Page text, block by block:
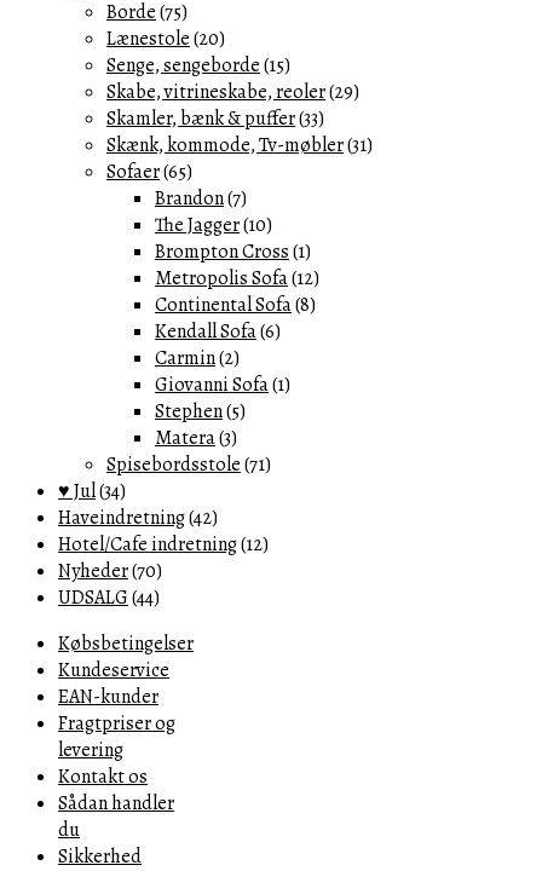
Borde(75)
Lænestole(20)
Senge, sengeborde(15)
Skabe, vitrineskabe, reoler(29)
Skamler, bænk & puffer(33)
Skænk, kommode, Tv-møbler(31)
Sofaer(65)
Brandon(7)
The Jagger(10)
Brompton Cross(1)
Metropolis Sofa(12)
Continental Sofa(8)
Kendall Sofa(6)
Carmin(2)
Giovanni Sofa(1)
Stephen(5)
Matera(3)
Spisebordsstole(71)
♥ Jul(34)
Haveindretning(42)
Hotel/Cafe indretning(12)
Nyheder(70)
UDSALG(44)
Købsbetingelser
Kundeservice
EAN-kunder
Fragtpriser og
levering
Kontakt os
Sådan handler
du
Sikkerhed